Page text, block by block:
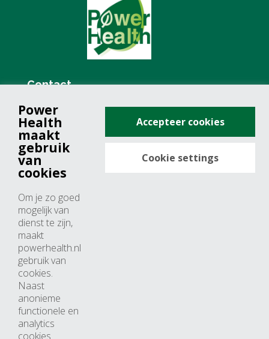
Contact
+31 (0)76 571 19 68
info@powerhealth.nl
Adresse
4817 ZH breda
Nederland
Horaires d’ouvertures
Du lundi au jeudi: 09:00 – 17:00
Vendredi: 09:00 – 15:00
Power
Health
maakt
gebruik
van
cookies
Om je zo goed
mogelijk van
dienst te zijn,
maakt
powerhealth.nl
gebruik van
cookies.
Naast
anonieme
functionele en
analytics
cookies
Accepteer cookies
Cookie settings